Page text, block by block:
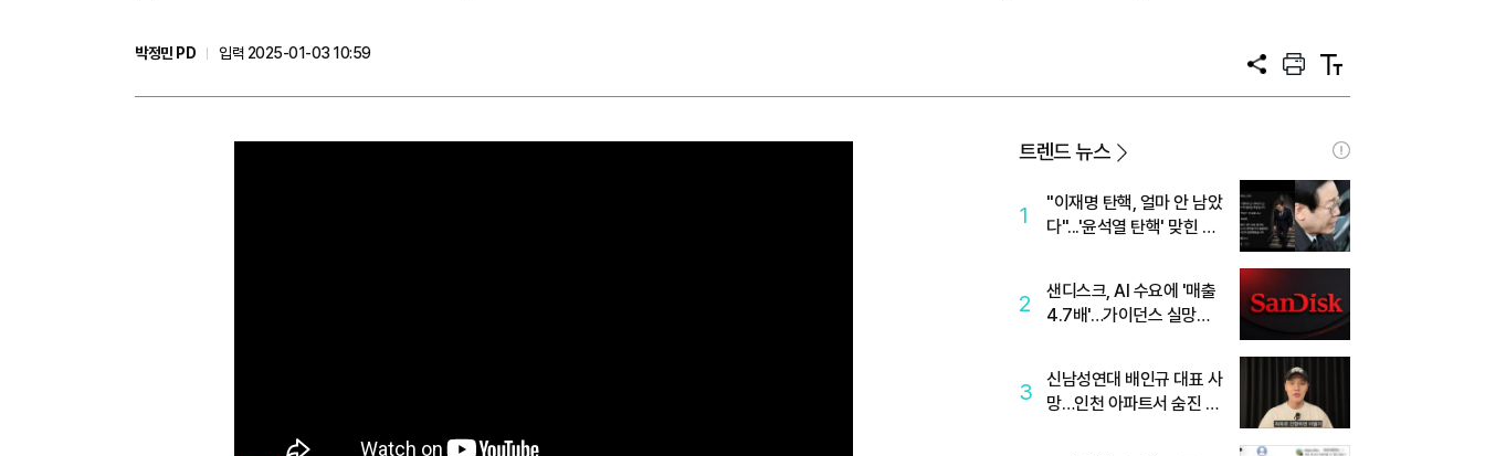
박정민 PD
입력 2025-01-03 10:59
공
프
트
텍
트
트렌드 뉴스
1
"이재명 탄핵, 얼마 안 남았
다"...'윤석열 탄핵' 맞힌 무
2
샌디스크, AI 수요에 '매출
4.7배'…가이던스 실망에
3
신남성연대 배인규 대표 사
망…인천 아파트서 숨진 채